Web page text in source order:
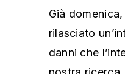
Già
rilasciato
danni che